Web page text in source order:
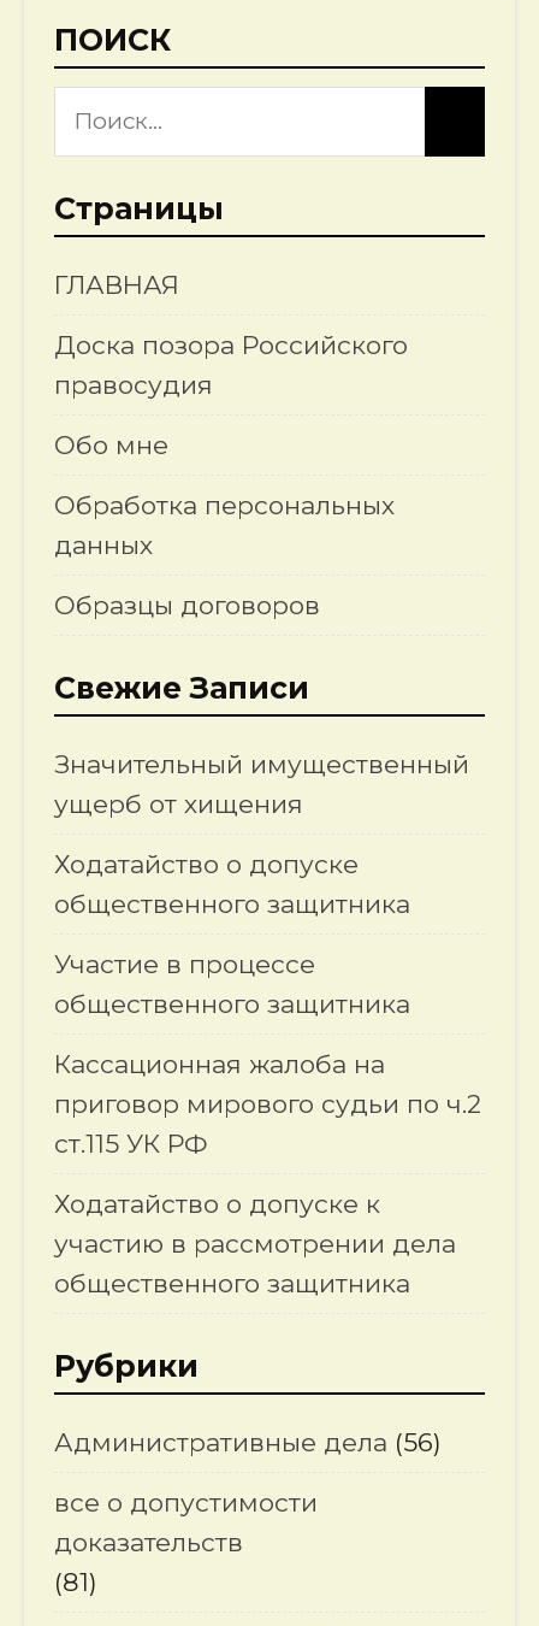
ПОИСК
Страницы
ГЛАВНАЯ
Доска позора Российского
правосудия
Обо мне
Обработка персональных
данных
Образцы договоров
Свежие Записи
Значительный имущественный
ущерб от хищения
Ходатайство о допуске
общественного защитника
Участие в процессе
общественного защитника
Кассационная жалоба на
приговор мирового судьи по ч.2
ст.115 УК РФ
Ходатайство о допуске к
участию в рассмотрении дела
общественного защитника
Рубрики
Административные дела (56)
все о допустимости
доказательств
(81)